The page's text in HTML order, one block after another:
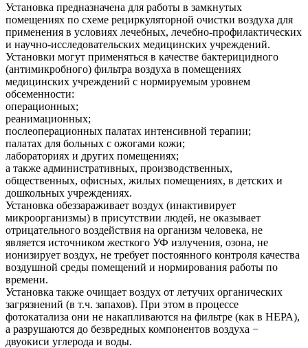
Установка предназначена для работы в замкнутых
помещениях по схеме рециркуляторной очистки воздуха для
применения в условиях лечебных, лечебно-профилактических
и научно-исследовательских медицинских учреждений.
Установки могут применяться в качестве бактерицидного
(антимикробного) фильтра воздуха в помещениях
медицинских учреждений с нормируемым уровнем
обсеменности:
операционных;
реанимационных;
послеоперационных палатах интенсивной терапии;
палатах для больных с ожогами кожи;
лабораториях и других помещениях;
а также административных, производственных,
общественных, офисных, жилых помещениях, в детских и
дошкольных учреждениях.
Установка обеззараживает воздух (инактивирует
микроорганизмы) в присутствии людей, не оказывает
отрицательного воздействия на организм человека, не
является источником жесткого УФ излучения, озона, не
ионизирует воздух, не требует постоянного контроля качества
воздушной среды помещений и нормирования работы по
времени.
Установка также очищает воздух от летучих органических
загрязнений (в т.ч. запахов). При этом в процессе
фотокатализа они не накапливаются на фильтре (как в НЕРА),
а разрушаются до безвредных компонентов воздуха −
двуокиси углерода и воды.